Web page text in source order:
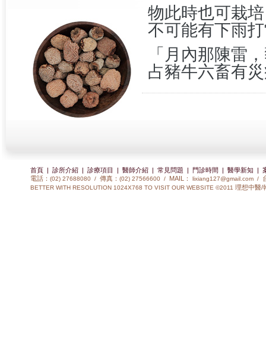
物此時也可栽
不可能有下雨
「月內那陳雷
占豬牛六畜有
首頁| 診所介紹| 診療項目 | 醫師介紹| 常見問題 | 門診時間 | 醫學新知 |
電話： (02) 27688080 / 傳真： (02) 27566600 / MAIL： lixiang127@gmail.com /
BETTER WITH RESOLUTION 1024X768 TO VISIT OUR WEBSITE ©2011 理想中醫/